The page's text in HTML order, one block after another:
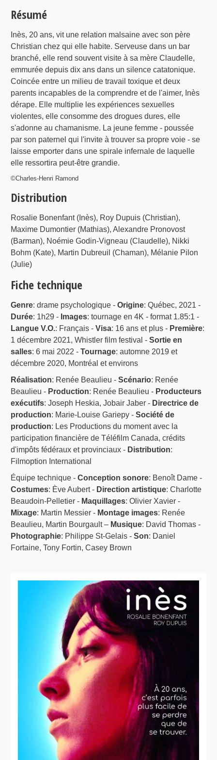
Résumé
Inès, 20 ans, vit une relation malsaine avec son père
Christian chez qui elle habite. Serveuse dans un bar
branché, elle rend souvent visite à sa mère Claudelle,
emmurée depuis dix ans dans un silence catatonique.
Coincée entre un milieu de travail toxique et deux
parents incapables de la comprendre et de l'aimer, Inès
dérape. Elle multiplie les expériences sexuelles
violentes, elle consomme des drogues dures, elle
s'adonne au chamanisme. La jeune femme - poussée
par son paternel qui l'invite à trouver sa propre voie - se
laisse emporter dans une spirale infernale de laquelle
elle ressortira peut-être grandie.
©Charles-Henri Ramond
Distribution
Rosalie Bonenfant (Inès), Roy Dupuis (Christian),
Maxime Dumontier (Mathias), Alexandre Pronovost
(Barman), Noémie Godin-Vigneau (Claudelle), Nikki
Bohm (Kate), Martin Dubreuil (Chaman), Mélanie Pilon
(Julie)
Fiche technique
Genre: drame psychologique -Origine: Québec, 2021 -
Durée: 1h29 - Images: tournage en 4K - format 1.85:1 -
Langue V.O.: Français -Visa: 16 ans et plus - Première:
1 décembre 2021, Whistler film festival -Sortie en
salles: 6 mai 2022 -Tournage: automne 2019 et
décembre 2020, Montréal et environs
Réalisation: Renée Beaulieu -Scénario: Renée
Beaulieu - Production: Renée Beaulieu - Producteurs
exécutifs: Joseph Heskia, Jobair Jaber - Directrice de
production: Marie-Louise Gariepy -Société de
production: Les Productions du moment avec la
participation financière de Téléfilm Canada, crédits
d'impôts fédéraux et provinciaux - Distribution:
Filmoption International
Équipe technique -Conception sonore: Benoît Dame -
Costumes: Ève Aubert - Direction artistique: Charlotte
Beaudoin-Pelletier - Maquillages: Olivier Xavier -
Mixage: Martin Messier - Montage images: Renée
Beaulieu, Martin Bourgault – Musique: David Thomas -
Photographie: Philippe St-Gelais -Son: Daniel
Fortaine, Tony Fortin, Casey Brown